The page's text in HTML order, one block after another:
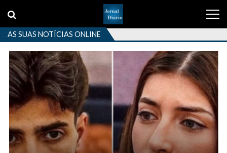
navigation
content
AS SUAS NOTÍCIAS ONLINE